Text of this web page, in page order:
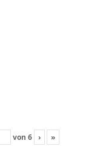
von 6 › »